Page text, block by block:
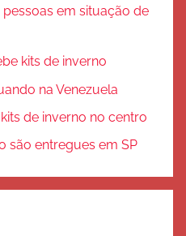
em situação de
kits de inverno
na Venezuela
kits de inverno no centro
são entregues em SP